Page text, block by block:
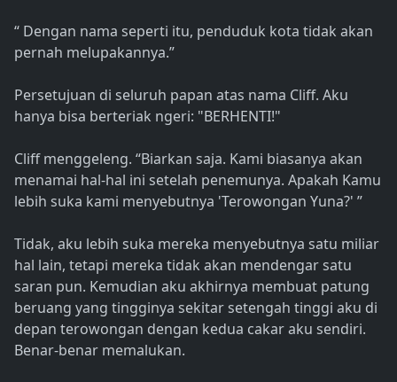
“ Dengan nama seperti itu, penduduk kota tidak akan
pernah melupakannya.”
Persetujuan di seluruh papan atas nama Cliff. Aku
hanya bisa berteriak ngeri: "BERHENTI!"
Cliff menggeleng. “Biarkan saja. Kami biasanya akan
menamai hal-hal ini setelah penemunya. Apakah Kamu
lebih suka kami menyebutnya 'Terowongan Yuna?' ”
Tidak, aku lebih suka mereka menyebutnya satu miliar
hal lain, tetapi mereka tidak akan mendengar satu
saran pun. Kemudian aku akhirnya membuat patung
beruang yang tingginya sekitar setengah tinggi aku di
depan terowongan dengan kedua cakar aku sendiri.
Benar-benar memalukan.